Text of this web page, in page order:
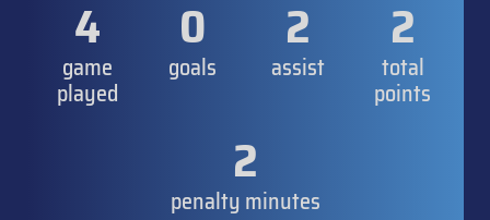
4
game
played
0
goals
2
assist
2
total
points
2
penalty minutes